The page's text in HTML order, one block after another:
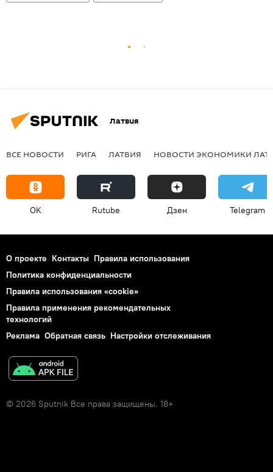
Латвия
ВСЕ НОВОСТИ РИГА ЛАТВИЯ НОВОСТИ ЭКОНОМИКИ
OK Rutube Дзен Telegram
О проекте Контакты Правила использования
Политика конфиденциальности
Правила использования «cookie»
Правила применения рекомендательных
технологий
Реклама Обратная связь Настройки отслеживания
© 2026 Sputnik Все права защищены. 18+